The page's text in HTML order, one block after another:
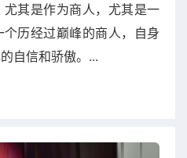
其是作为商人，尤其是一
历经过巅峰的商人，自身
自信和骄傲。...